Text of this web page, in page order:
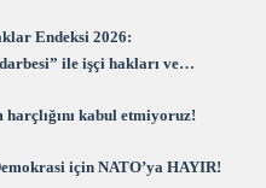
Endeksi 2026:
ile işçi hakları ve
kabul etmiyoruz!
için NATO’ya HAYIR!